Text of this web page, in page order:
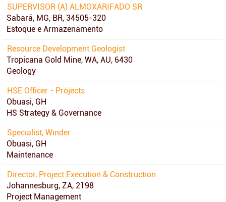
SUPERVISOR (A) ALMOXARIFADO SR
Sabará, MG, BR, 34505-320
Estoque e Armazenamento
Resource Development Geologist
Tropicana Gold Mine, WA, AU, 6430
Geology
HSE Officer - Projects
Obuasi, GH
HS Strategy & Governance
Specialist, Winder
Obuasi, GH
Maintenance
Director, Project Execution & Construction
Johannesburg, ZA, 2198
Project Management